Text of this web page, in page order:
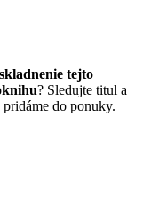
tejto
? Sledujte titul a
do ponuky.